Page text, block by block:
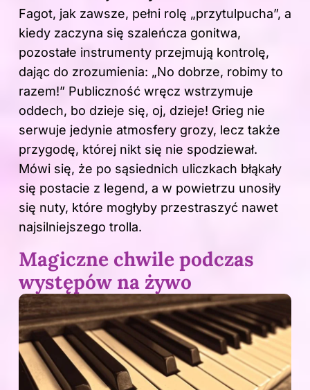
Fagot, jak zawsze, pełni rolę „przytulpucha”, a
kiedy zaczyna się szaleńcza gonitwa,
pozostałe instrumenty przejmują kontrolę,
dając do zrozumienia: „No dobrze, robimy to
razem!” Publiczność wręcz wstrzymuje
oddech, bo dzieje się, oj, dzieje! Grieg nie
serwuje jedynie atmosfery grozy, lecz także
przygodę, której nikt się nie spodziewał.
Mówi się, że po sąsiednich uliczkach błąkały
się postacie z legend, a w powietrzu unosiły
się nuty, które mogłyby przestraszyć nawet
najsilniejszego trolla.
Magiczne chwile podczas
występów na żywo